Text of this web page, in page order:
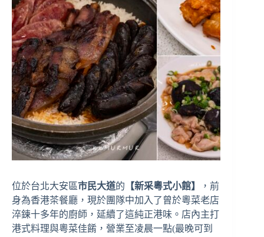
位於台北大安區市民大道的 【新采粵式小館】
，前
身為香港茶餐廳，現於團隊中加入了曾於粵菜老店
淬鍊十多年的廚師，延續了這純正港味。店內主打
港式料理與粵菜佳餚，營業至凌晨一點(最晚可到